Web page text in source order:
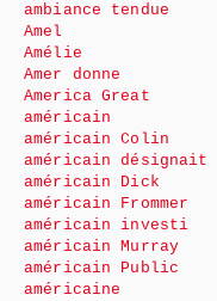
ambiance tendue
Amel
Amélie
Amer donne
America Great
américain
américain Colin
américain désignait
américain Dick
américain Frommer
américain investi
américain Murray
américain Public
américaine